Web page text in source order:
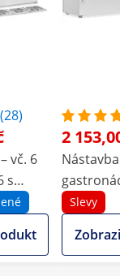
(28)
vč. 6
s
2
- 9,6 l -
Catering
Slevy